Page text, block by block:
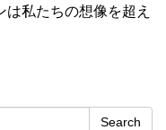
私たちの想像を超え
Search